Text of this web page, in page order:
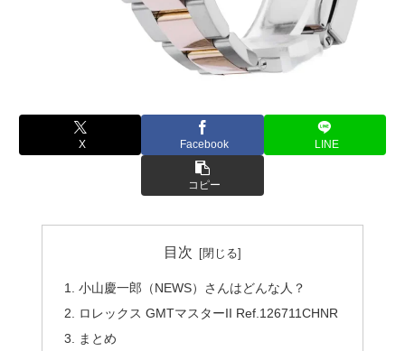
X Facebook LINE
コピー
目次
小山慶一郎（NEWS）さんはどんな人？
ロレックス GMTマスターII Ref.126711CHNR
まとめ